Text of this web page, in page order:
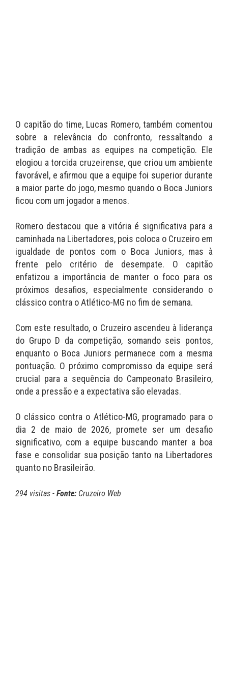
O capitão do time, Lucas Romero, também comentou
sobre a relevância do confronto, ressaltando a
tradição de ambas as equipes na competição. Ele
elogiou a torcida cruzeirense, que criou um ambiente
favorável, e afirmou que a equipe foi superior durante
a maior parte do jogo, mesmo quando o Boca Juniors
ficou com um jogador a menos.
Romero destacou que a vitória é significativa para a
caminhada na Libertadores, pois coloca o Cruzeiro em
igualdade de pontos com o Boca Juniors, mas à
frente pelo critério de desempate. O capitão
enfatizou a importância de manter o foco para os
próximos desafios, especialmente considerando o
clássico contra o Atlético-MG no fim de semana.
Com este resultado, o Cruzeiro ascendeu à liderança
do Grupo D da competição, somando seis pontos,
enquanto o Boca Juniors permanece com a mesma
pontuação. O próximo compromisso da equipe será
crucial para a sequência do Campeonato Brasileiro,
onde a pressão e a expectativa são elevadas.
O clássico contra o Atlético-MG, programado para o
dia 2 de maio de 2026, promete ser um desafio
significativo, com a equipe buscando manter a boa
fase e consolidar sua posição tanto na Libertadores
quanto no Brasileirão.
294 visitas - Fonte: Cruzeiro Web